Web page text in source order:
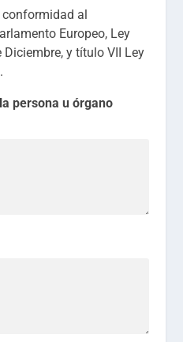
al
Europeo, Ley
y título VII Ley
persona u órgano